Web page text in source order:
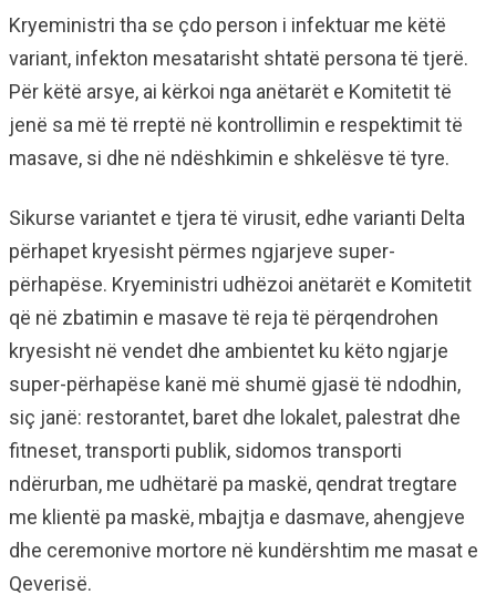
Kryeministri tha se çdo person i infektuar me këtë
variant, infekton mesatarisht shtatë persona të tjerë.
Për këtë arsye, ai kërkoi nga anëtarët e Komitetit të
jenë sa më të rreptë në kontrollimin e respektimit të
masave, si dhe në ndëshkimin e shkelësve të tyre.
Sikurse variantet e tjera të virusit, edhe varianti Delta
përhapet kryesisht përmes ngjarjeve super-
përhapëse. Kryeministri udhëzoi anëtarët e Komitetit
që në zbatimin e masave të reja të përqendrohen
kryesisht në vendet dhe ambientet ku këto ngjarje
super-përhapëse kanë më shumë gjasë të ndodhin,
siç janë: restorantet, baret dhe lokalet, palestrat dhe
fitneset, transporti publik, sidomos transporti
ndërurban, me udhëtarë pa maskë, qendrat tregtare
me klientë pa maskë, mbajtja e dasmave, ahengjeve
dhe ceremonive mortore në kundërshtim me masat e
Qeverisë.